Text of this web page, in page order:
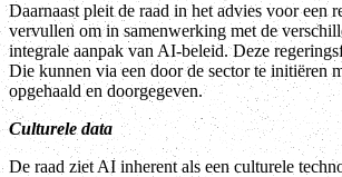
Daarnaast pleit de raad in het advies voor een
vervullen om in samenwerking met de
integrale aanpak van AI-beleid. Deze
Die kunnen via een door de sector te initiëren
opgehaald en doorgegeven.
Culturele data
De raad ziet AI inherent als een culturele